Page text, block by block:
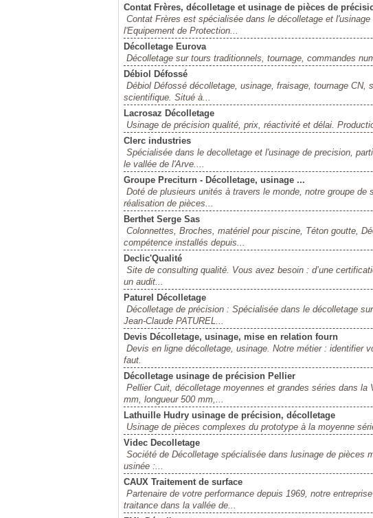
Contat Frères, décolletage et usinage de pièces de
Contat Frères est spécialisée dans le décolletage et
l'Equipement de Protection...
Décolletage Eurova
Décolletage sur tours traditionnels, tournage, commandes
Débiol Défossé
Débiol Défossé décolletage, usinage, fraisage, tournage
scientifique. Situé à...
Lacrosaz Décolletage
Usinage de précision qualité, prix, réactivité et délai.
Clerc industries
Spécialisée dans le decolletage et l'usinage de precision,
le vallée de l'Arve....
Groupe Preciturn - Décolletage, usinage ...
Doté de plusieurs unités à travers le monde, notre groupe
réalisation de pièces...
Berthet Serge Sas
Colonnettes, Broches, matériel pour piscine, Téton goutte,
compétence installés depuis...
Declic'Qualité
Site de consulting qualité. Vous avez besoin : d’une
un audit...
Paturel Décolletage
Décolletage de précision : Spécialisée dans le décolletage
Jean-Claude PATUREL...
Devis Décolletage, usinage, mise en relation fourn
Devis en ligne décolletage, usinage. Notre métier : identifier
faut.
Décolletage usinage de précision Pellier
Pellier Cuit, décolletage moyennes et grandes séries dans la
mm, longueur 500 mm,...
Lathuille Hudry usinage de précision, décolletage
Usinage de pièces complexes du prototype à la moyenne
Videc Decolletage
Société de Décolletage spécialisée dans lusinage de
usinée :...
CAUX Traitement de surface
Partenaire de votre performance depuis 1969, notre
traitance dans la vallée de...